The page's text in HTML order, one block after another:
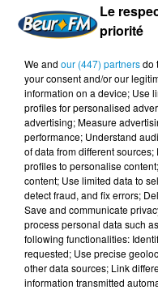
DERNIERS
24 juillet
Les
Le
priorité
We and our (447) partnersdo
your consent and/or our
information on a device; Use
profiles for personalised
advertising; Measure
performance; Understand
of data from different
profiles to personalise
content; Use limited data to
detect fraud, and fix errors;
Save and communicate
process personal data such
following functionalities:
requested; Use precise
other data sources; Link
information transmitted